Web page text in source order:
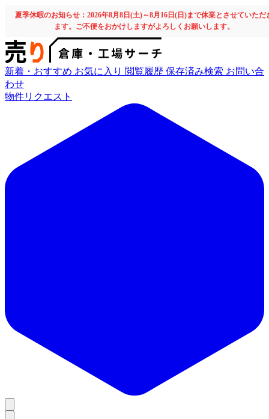
夏季休暇のお知らせ：2026年8月8日(土)～8月16日(日)まで休業とさせていただ
ます。ご不便をおかけしますがよろしくお願いします。
新着・おすすめ お気に入り 閲覧履歴 保存済み検索 お問い合
わせ
物件リクエスト